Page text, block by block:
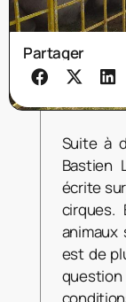
Partager
Suite à
Bastien
écrite
animaux
est de